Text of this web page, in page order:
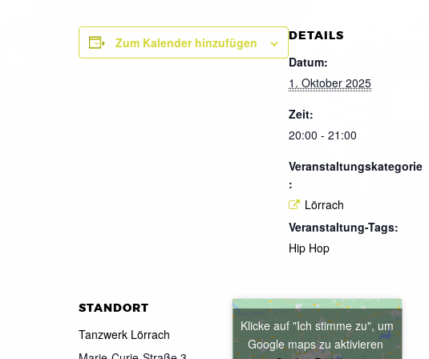
Zum Kalender hinzufügen DETAILS
Datum:
1. Oktober 2025
Zeit:
20:00 - 21:00
Veranstaltungskategorie
:
Lörrach
Veranstaltung-Tags:
Hip Hop
STANDORT
Tanzwerk Lörrach
Klicke auf "Ich stimme zu", um
Google maps zu aktivieren